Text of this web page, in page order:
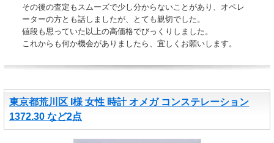
その後の査定もスムーズで少し分からないことがあり、オペレ
ーターの方とも話しましたが、とても親切でした。
値段も思っていた以上の高価格でびっくりしました。
これからも何か機会がありましたら、宜しくお願いします。
東京都荒川区 I様 女性 時計 オメガ コンステレーション
1372.30 など2点